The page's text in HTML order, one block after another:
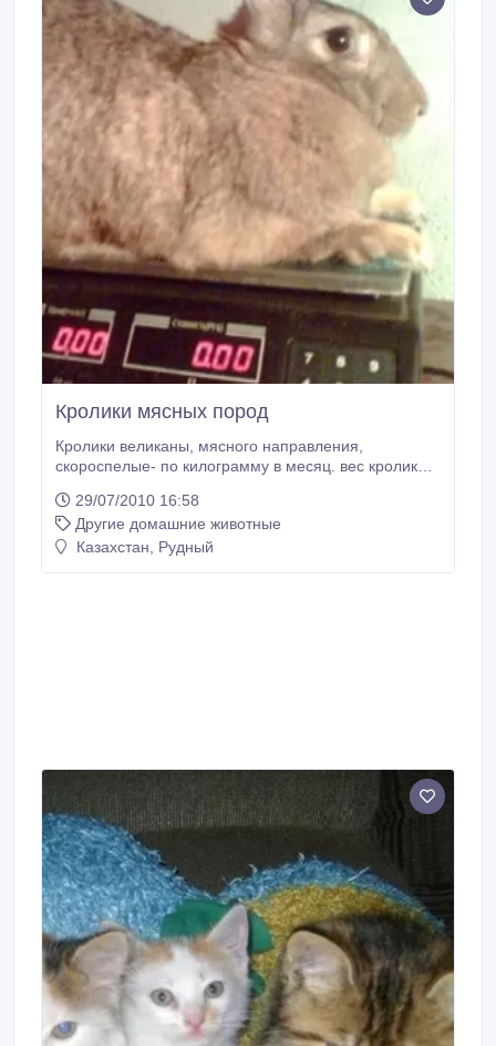
Кролики мясных пород
Кролики великаны, мясного направления,
скороспелые- по килограмму в месяц. вес кроликов
1200тг/кг..
29/07/2010 16:58
Другие домашние животные
Казахстан, Рудный